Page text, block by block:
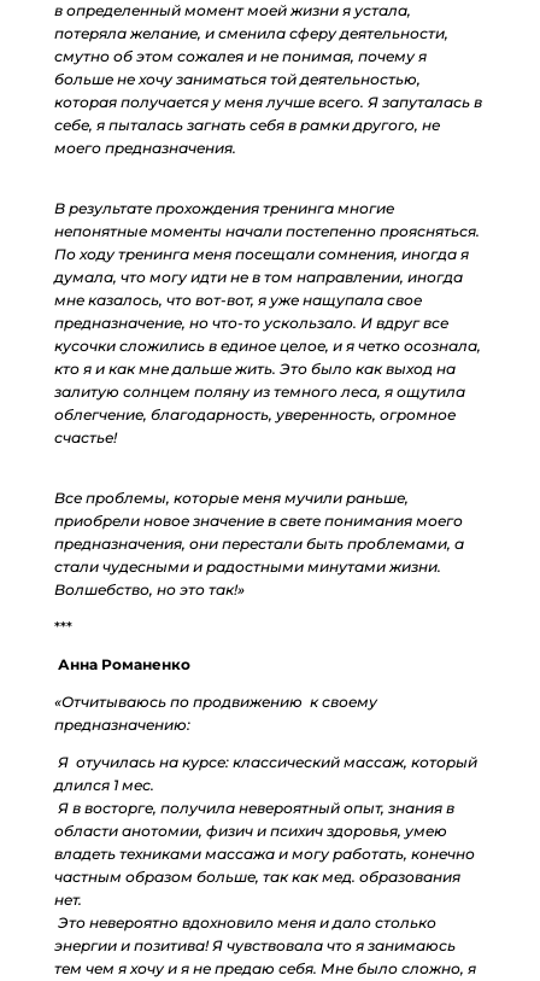
в определенный момент моей жизни я устала,
потеряла желание, и сменила сферу деятельности,
смутно об этом сожалея и не понимая, почему я
больше не хочу заниматься той деятельностью,
которая получается у меня лучше всего. Я запуталась в
себе, я пыталась загнать себя в рамки другого, не
моего предназначения.
В результате прохождения тренинга многие
непонятные моменты начали постепенно проясняться.
По ходу тренинга меня посещали сомнения, иногда я
думала, что могу идти не в том направлении, иногда
мне казалось, что вот-вот, я уже нащупала свое
предназначение, но что-то ускользало. И вдруг все
кусочки сложились в единое целое, и я четко осознала,
кто я и как мне дальше жить. Это было как выход на
залитую солнцем поляну из темного леса, я ощутила
облегчение, благодарность, уверенность, огромное
счастье!
Все проблемы, которые меня мучили раньше,
приобрели новое значение в свете понимания моего
предназначения, они перестали быть проблемами, а
стали чудесными и радостными минутами жизни.
Волшебство, но это так!»
***
Анна Романенко
«Отчитываюсь по продвижению к своему
предназначению:
Я отучилась на курсе: классический массаж, который
длился 1 мес.
Я в восторге, получила невероятный опыт, знания в
области анотомии, физич и психич здоровья, умею
владеть техниками массажа и могу работать, конечно
частным образом больше, так как мед. образования
нет.
Это невероятно вдохновило меня и дало столько
энергии и позитива! Я чувствовала что я занимаюсь
тем чем я хочу и я не предаю себя. Мне было сложно, я